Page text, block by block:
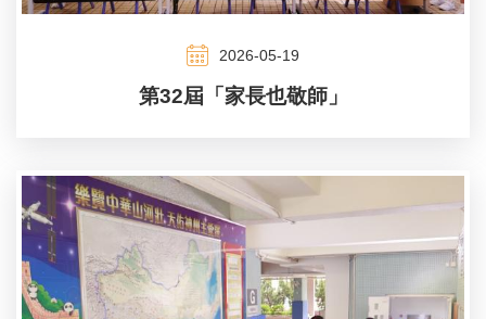
2026-05-19
第32屆「家長也敬師」